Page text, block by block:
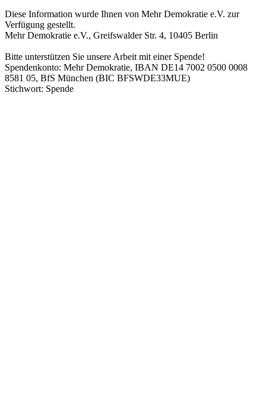
Diese Information wurde Ihnen von Mehr Demokratie e.V. zur
Verfügung gestellt.
Mehr Demokratie e.V., Greifswalder Str. 4, 10405 Berlin
Bitte unterstützen Sie unsere Arbeit mit einer Spende!
Spendenkonto: Mehr Demokratie, IBAN DE14 7002 0500 0008
8581 05, BfS München (BIC BFSWDE33MUE)
Stichwort: Spende